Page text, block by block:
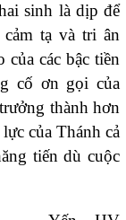
sinh là dịp để
tạ và tri ân
các bậc tiền
cố ơn gọi của
thành hơn
của Thánh cả
tiến dù cuộc